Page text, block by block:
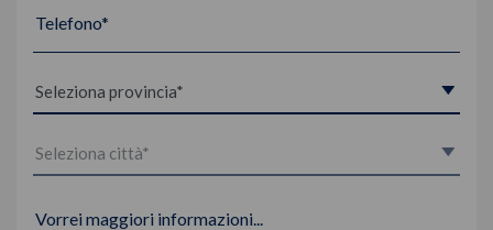
Telefono*
Vorrei maggiori informazioni...